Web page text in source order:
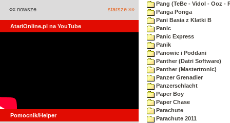
«« nowsze starsze »»
AtariOnline.pl na YouTube
Pomocnik/Helper
Pang (TeBe - Vidol - Ooz -
Panga Ponga
Pani Basia z Klatki B
Panic
Panic Express
Panik
Panowie i Poddani
Panther (Datri Software)
Panther (Mastertronic)
Panzer Grenadier
Panzerschlacht
Paper Boy
Paper Chase
Parachute
Parachute 2011